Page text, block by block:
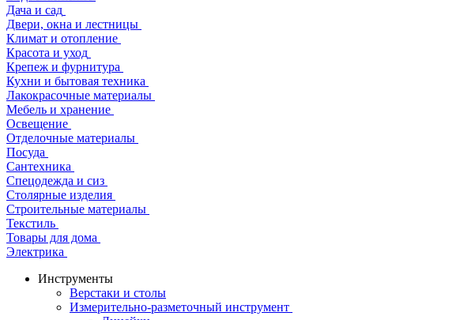
Дача и сад
Двери, окна и лестницы
Климат и отопление
Красота и уход
Крепеж и фурнитура
Кухни и бытовая техника
Лакокрасочные материалы
Мебель и хранение
Освещение
Отделочные материалы
Посуда
Сантехника
Спецодежда и сиз
Столярные изделия
Строительные материалы
Текстиль
Товары для дома
Электрика
Инструменты
Верстаки и столы
Измерительно-разметочный инструмент